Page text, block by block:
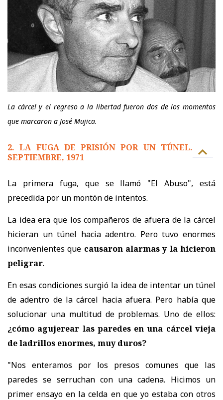
La cárcel y el regreso a la libertad fueron dos de los momentos
que marcaron a José Mujica.
2. LA FUGA DE PRISIÓN POR UN TÚNEL.
SEPTIEMBRE, 1971
La primera fuga, que se llamó "El Abuso", está
precedida por un montón de intentos.
La idea era que los compañeros de afuera de la cárcel
hicieran un túnel hacia adentro. Pero tuvo enormes
inconvenientes que causaron alarmas y la hicieron
peligrar.
En esas condiciones surgió la idea de intentar un túnel
de adentro de la cárcel hacia afuera. Pero había que
solucionar una multitud de problemas. Uno de ellos:
¿cómo agujerear las paredes en una cárcel vieja
de ladrillos enormes, muy duros?
"Nos enteramos por los presos comunes que las
paredes se serruchan con una cadena. Hicimos un
primer ensayo en la celda en que yo estaba con otros